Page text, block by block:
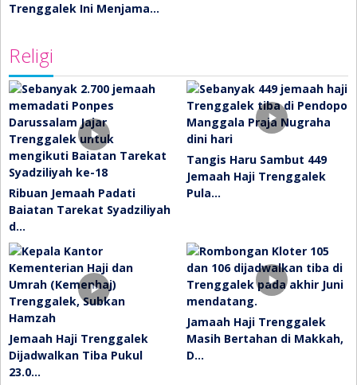
Trenggalek Ini Menjama…
Religi
Ribuan Jemaah Padati
Baiatan Tarekat Syadziliyah
d…
Tangis Haru Sambut 449
Jemaah Haji Trenggalek
Pula…
Jemaah Haji Trenggalek
Dijadwalkan Tiba Pukul
23.0…
Jamaah Haji Trenggalek
Masih Bertahan di Makkah,
D…